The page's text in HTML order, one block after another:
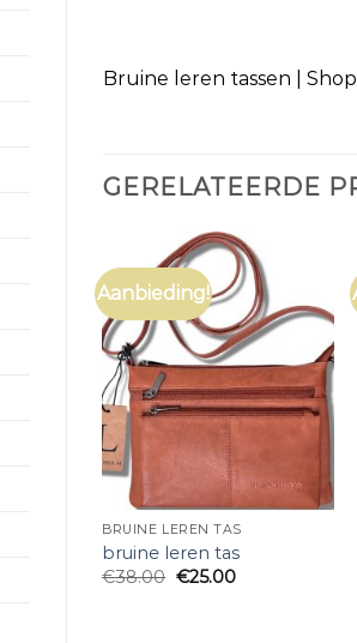
Bruine leren tassen |
GERELATEERDE
Aanbieding!
BRUINE LEREN TAS
bruine leren tas
€38.00 €25.00